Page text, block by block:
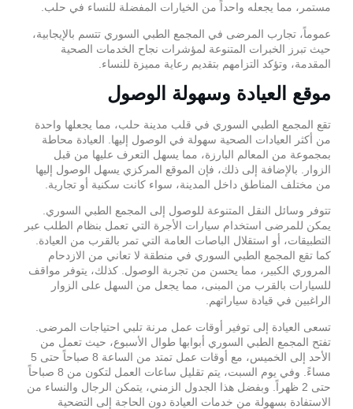
مستمر، مما يجعله واحداً من الخيارات المفضلة للنساء في حلب.
عموماً، تجارب المرضى في المجمع الطبي السوري تتسم بالإيجابية،
حيث تبرز الخبرات المتنوعة لمؤشرات نجاح الخدمات الصحية
المقدمة، وتؤكد التزامهم بتقديم رعاية مميزة للنساء.
موقع العيادة وسهولة الوصول
تقع المجمع الطبي السوري في قلب مدينة حلب، مما يجعلها واحدة
من أكثر العيادات الصحية سهولة في الوصول إليها. العيادة محاطة
بمجموعة من المعالم البارزة، مما يسهل التعرف عليها من قبل
الزوار. بالإضافة إلى ذلك، فإن الموقع المركزي يسهل الوصول إليها
من مختلف المناطق داخل المدينة، سواء كانت سكنية أو تجارية.
تتوفر وسائل النقل المتنوعة للوصول إلى المجمع الطبي السوري.
يمكن للمرضى استخدام سيارات الأجرة التي تعمل بنظام الطلب عبر
التطبيقات، أو استقلال الباصات العامة التي تمر بالقرب من العيادة.
كما تقع المجمع الطبي السوري في منطقة لا تعاني من الازدحام
المروري الكبير، مما يحسن من تجربة الوصول. كذلك، يتوفر مواقف
للسيارات بالقرب من المبنى، مما يجعل من السهل على الزوار
الراغبين في قيادة سياراتهم.
تسعى العيادة إلى توفير أوقات عمل مرنة تلبي احتياجات المرضى.
تفتح المجمع الطبي السوري أبوابها طوال الأسبوع، حيث تعمل من
الأحد إلى الخميس، مع أوقات عمل تمتد من الساعة 8 صباحاً حتى 5
مساءً. وفي يوم السبت، يتم تقليل ساعات العمل لتكون من 8 صباحاً
حتى 2 ظهراً. وبفضل هذا الجدول الزمني، يتمكن الرجال والنساء من
الاستفادة بسهولة من خدمات العيادة دون الحاجة إلى التضحية